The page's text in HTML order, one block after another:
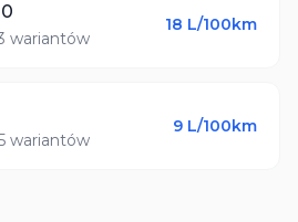
3 wariantów
18 L/100km
5 wariantów
9 L/100km